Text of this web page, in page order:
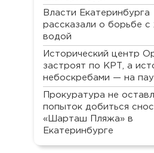
Власти Екатеринбурга
рассказали о борьбе с
водой
Исторический центр
застроят по КРТ, а
небоскребами — на
Прокуратура не
попыток добиться
«Шарташ Пляжа» в
Екатеринбурге